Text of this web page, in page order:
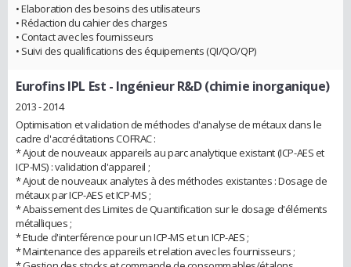
• Elaboration des besoins des utilisateurs
• Rédaction du cahier des charges
• Contact avec les fournisseurs
• Suivi des qualifications des équipements (QI/QO/QP)
Eurofins IPL Est - Ingénieur R&D (chimie inorganique)
2013 - 2014
Optimisation et validation de méthodes d'analyse de métaux dans le
cadre d'accréditations COFRAC :
* Ajout de nouveaux appareils au parc analytique existant (ICP-AES et
ICP-MS) : validation d'appareil ;
* Ajout de nouveaux analytes à des méthodes existantes : Dosage de
métaux par ICP-AES et ICP-MS ;
* Abaissement des Limites de Quantification sur le dosage d'éléments
métalliques ;
* Etude d'interférence pour un ICP-MS et un ICP-AES ;
* Maintenance des appareils et relation avec les fournisseurs ;